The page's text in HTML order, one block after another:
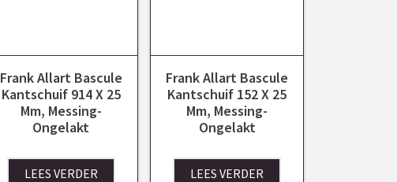
Frank Allart Bascule
Kantschuif 914 X 25
Mm, Messing-
Ongelakt
LEES VERDER
Frank Allart Bascule
Kantschuif 152 X 25
Mm, Messing-
Ongelakt
LEES VERDER